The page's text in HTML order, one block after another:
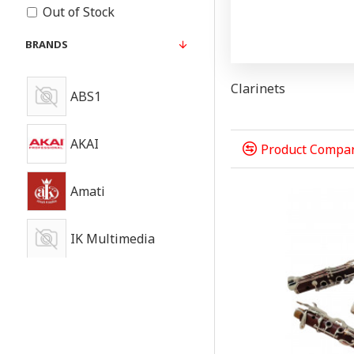
BRANDS
ABS1
AKAI
Amati
IK Multimedia
Out of Stock
Clarinets
Product